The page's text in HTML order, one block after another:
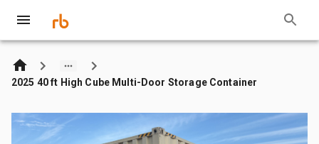
2025 40 ft High Cube Multi-Door Storage Container